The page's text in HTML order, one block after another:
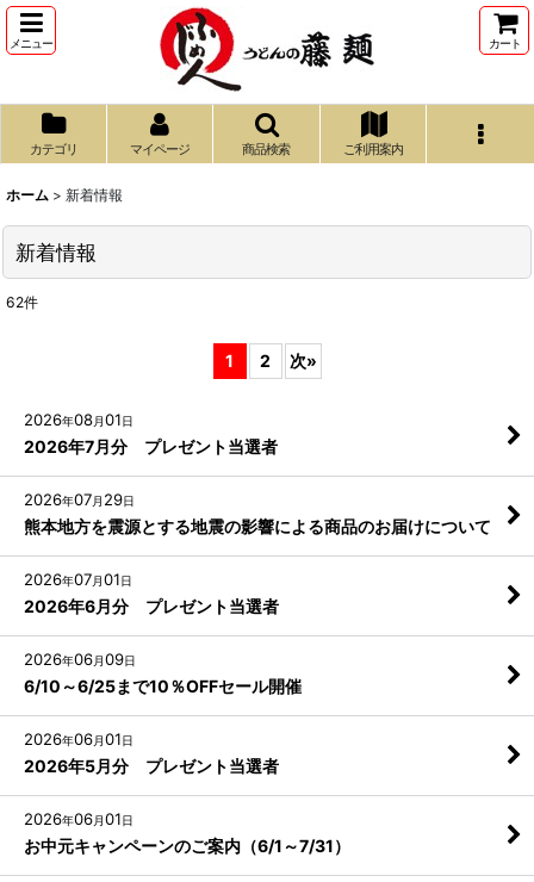
メニュー カート
カテゴリ マイページ 商品検索 ご利用案内
ホーム > 新着情報
新着情報
62件
1 2 次»
2026年08月01日
2026年7月分 プレゼント当選者
2026年07月 29日
熊本地方を震源とする地震の影響による商品のお届けについて
2026年07月01日
2026年6月分 プレゼント当選者
2026年06月09日
6/10～6/25まで10％OFFセール開催
2026年06月01日
2026年5月分 プレゼント当選者
2026年06月01日
お中元キャンペーンのご案内（6/1～7/31）